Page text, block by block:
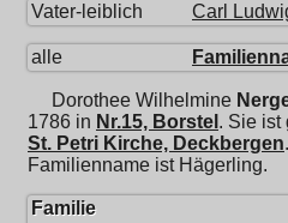
Vater-leiblich Carl
alle
Dorothee Wilhelmine
1786 in Nr.15, Borstel . Sie ist
St. Petri Kirche, Deckbergen
Familienname ist Hägerling.
Familie